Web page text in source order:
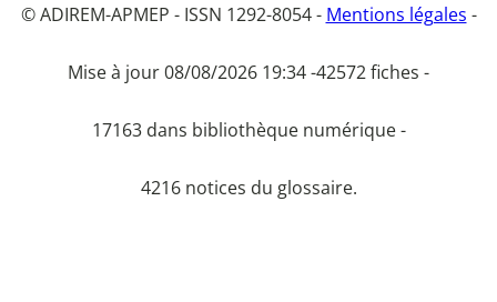
© ADIREM-APMEP - ISSN 1292-8054 - Mentions légales -
Mise à jour 08/08/2026 19:34 -42572 fiches -
17163 dans bibliothèque numérique -
4216 notices du glossaire.